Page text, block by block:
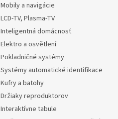
Mobily a navigácie
LCD-TV, Plasma-TV
Inteligentná domácnosť
Elektro a osvětlení
Pokladničné systémy
Systémy automatické identifikace
Kufry a batohy
Držiaky reproduktorov
Interaktívne tabule